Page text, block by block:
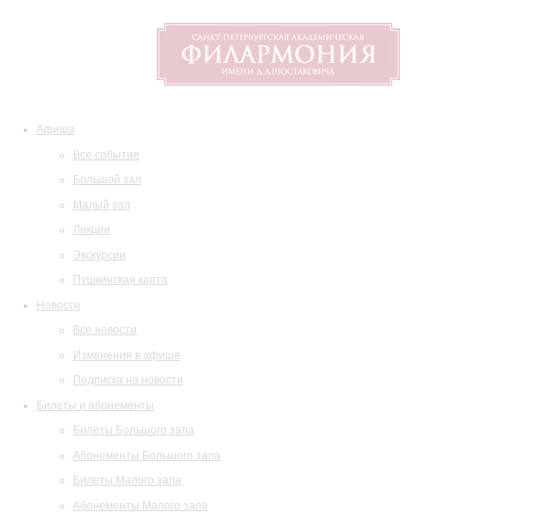
Афиша
Все события
Большой зал
Малый зал
Лекции
Экскурсии
Пушкинская карта
Новости
Все новости
Изменения в афише
Подписка на новости
Билеты и абонементы
Билеты Большого зала
Абонементы Большого зала
Билеты Малого зала
Абонементы Малого зала